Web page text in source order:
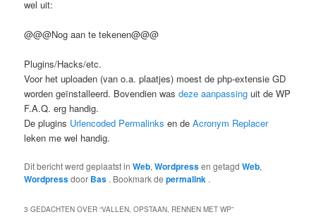
RewriteRule ^/lovefool/feed/?([_0-9a-z-]+)?/?$ /lovefool/wp-
feed.php?feed=$1 [I,U]
#Common feed with Comments
RewriteRule ^/lovefool/comments/feed/?([_0-9a-z-]+)?/?$
/lovefool/wp-feed.php?feed=$1&withcomments=1 [I,U]
#Postname only
name=$1&page=$2 [I,U]
wel uit:
@@@Nog aan te tekenen@@@
Plugins/Hacks/etc.
Voor het uploaden (van o.a. plaatjes) moest de php-extensie GD
worden geïnstalleerd. Bovendien wasdeze aanpassing uit de WP
F.A.Q. erg handig.
De plugins Urlencoded Permalinks en deAcronym Replacer
leken me wel handig.
Dit bericht werd geplaatst inWeb,Wordpressen getagdWeb,
Wordpressdoor Bas . Bookmark depermalink .
3 GEDACHTEN OVER “VALLEN, OPSTAAN, RENNEN MET WP”